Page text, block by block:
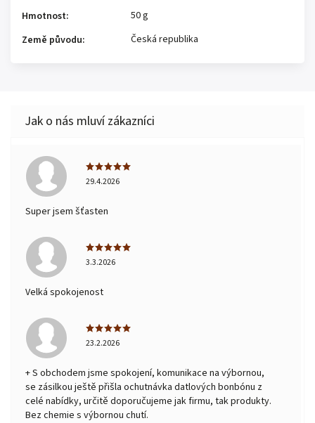
Hmotnost:
50 g
Země původu: Česká republika
29.4.2026
Super jsem šťasten
3.3.2026
Velká spokojenost
23.2.2026
+ S obchodem jsme spokojení, komunikace na výbornou,
se zásilkou ještě přišla ochutnávka datlových bonbónu z
celé nabídky, určitě doporučujeme jak firmu, tak produkty.
Bez chemie s výbornou chutí.